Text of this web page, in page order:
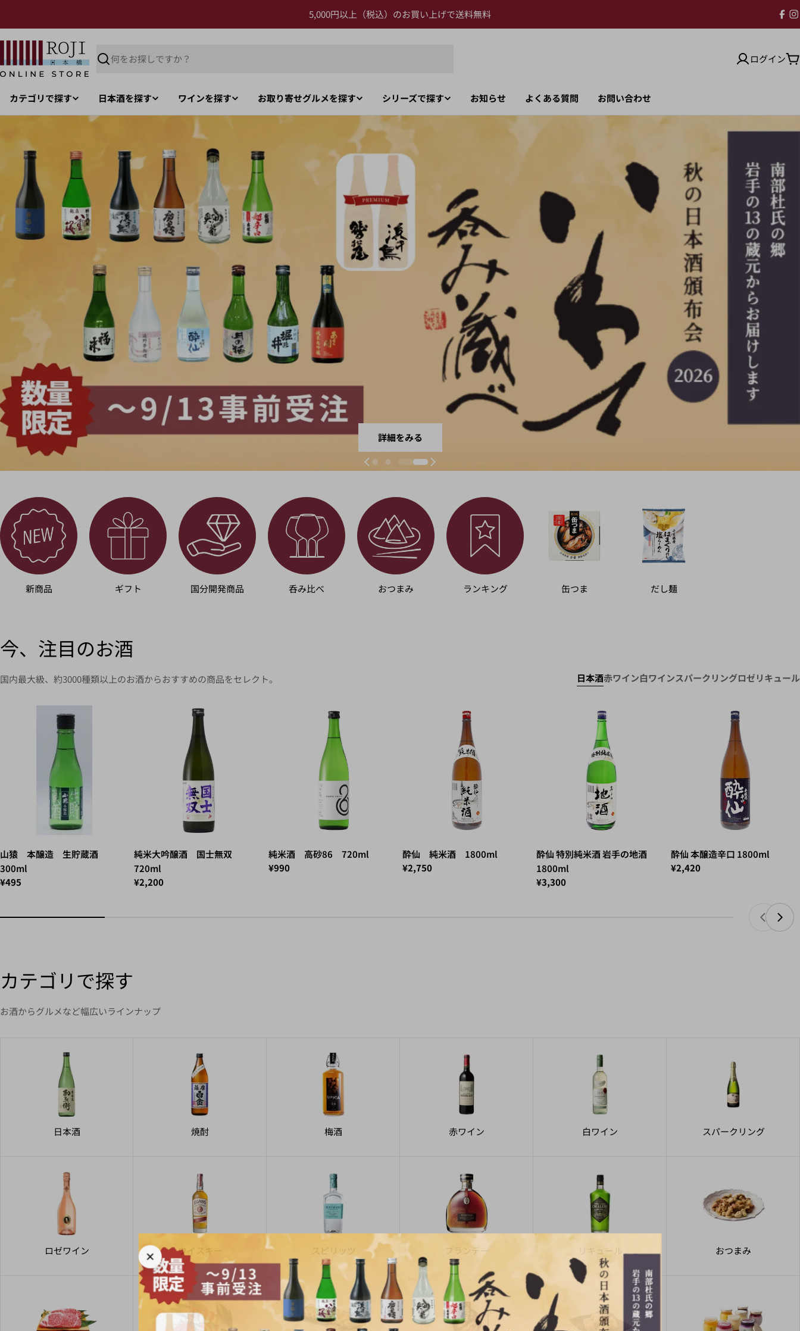
5,000円以上（税込）のお買い上げで送料無料
ログイン
カテゴリで探す 日本酒を探す ワインを探す お取り寄せグルメを探す シリーズで探す お知らせ よくある質問 お問い合わせ
詳細をみる
新商品 ギフト 国分開発商品 呑み比べ おつまみ ランキング 缶つま だし麺
今、注目のお酒
国内最大級、約3000種類以上のお酒からおすすめの商品をセレクト。 日本酒赤ワイン白ワインスパークリングロゼリキュール
山猿 本醸造 生貯蔵酒
300ml
¥495
純米大吟醸酒 国士無双
720ml
¥2,200
純米酒 高砂86 720ml
¥990
酔仙 純米酒 1800ml
¥2,750
酔仙 特別純米酒 岩手の地酒
1800ml
¥3,300
酔仙 本醸造辛口 1800ml
¥2,420
カテゴリで探す
お酒からグルメなど幅広いラインナップ
日本酒 焼酎 梅酒 赤ワイン 白ワイン スパークリング
ロゼワイン ウイスキー スピリッツ ブランデー リキュール おつまみ